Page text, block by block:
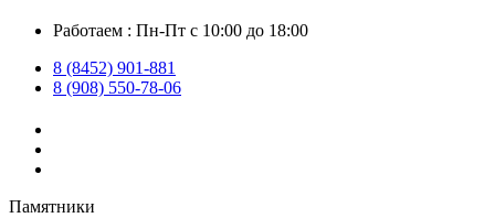
Работаем : Пн-Пт с 10:00 до 18:00
8 (8452) 901-881
8 (908) 550-78-06
Памятники